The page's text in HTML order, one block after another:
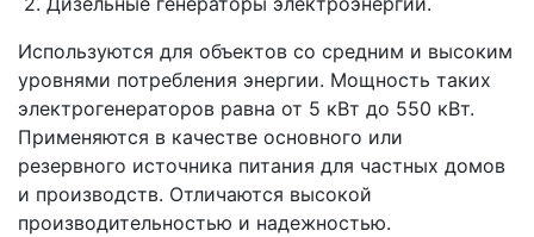
Используются для объектов со средним и высоким
уровнями потребления энергии. Мощность таких
электрогенераторов равна от 5 кВт до 550 кВт.
Применяются в качестве основного или
резервного источника питания для частных домов
и производств. Отличаются высокой
производительностью и надежностью.